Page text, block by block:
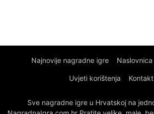
Najnovije nagradne igre Naslovnica
Uvjeti korištenja Kontakt
Sve nagradne igre u Hrvatskoj na